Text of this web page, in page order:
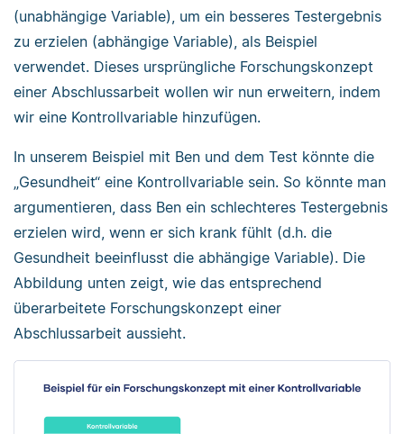
(unabhängige Variable), um ein besseres Testergebnis
zu erzielen (abhängige Variable), als Beispiel
verwendet. Dieses ursprüngliche Forschungskonzept
einer Abschlussarbeit wollen wir nun erweitern, indem
wir eine Kontrollvariable hinzufügen.
In unserem Beispiel mit Ben und dem Test könnte die
„Gesundheit“ eine Kontrollvariable sein. So könnte man
argumentieren, dass Ben ein schlechteres Testergebnis
erzielen wird, wenn er sich krank fühlt (d.h. die
Gesundheit beeinflusst die abhängige Variable). Die
Abbildung unten zeigt, wie das entsprechend
überarbeitete Forschungskonzept einer
Abschlussarbeit aussieht.